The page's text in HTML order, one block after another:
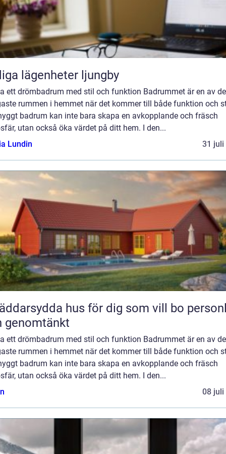
lägenheter ljungby
ett drömbadrum med stil och funktion Badrummet är en av de
rummen i hemmet när det kommer till både funktion och
badrum kan inte bara skapa en avkopplande och fräsch
utan också öka värdet på ditt hem. I den...
Lundin
31 juli
hus för dig som vill bo
genomtänkt
ett drömbadrum med stil och funktion Badrummet är en av de
rummen i hemmet när det kommer till både funktion och
badrum kan inte bara skapa en avkopplande och fräsch
utan också öka värdet på ditt hem. I den...
08 juli